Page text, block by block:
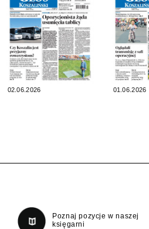
02.06.2026 01.06.2026
Poznaj pozycje w naszej
księgarni